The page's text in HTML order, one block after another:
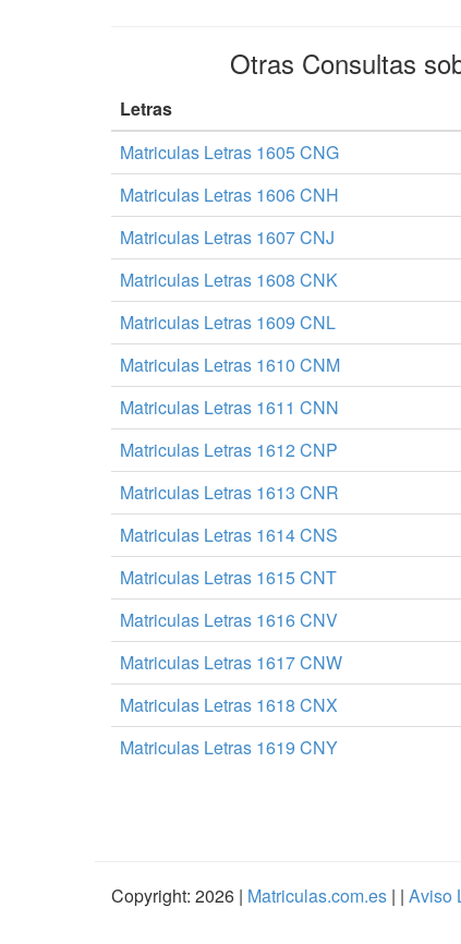
Otras Consultas
Letras
Matriculas Letras 1605 CNG
Matriculas Letras 1606 CNH
Matriculas Letras 1607 CNJ
Matriculas Letras 1608 CNK
Matriculas Letras 1609 CNL
Matriculas Letras 1610 CNM
Matriculas Letras 1611 CNN
Matriculas Letras 1612 CNP
Matriculas Letras 1613 CNR
Matriculas Letras 1614 CNS
Matriculas Letras 1615 CNT
Matriculas Letras 1616 CNV
Matriculas Letras 1617 CNW
Matriculas Letras 1618 CNX
Matriculas Letras 1619 CNY
Copyright: 2026 | Matriculas.com.es | | Aviso